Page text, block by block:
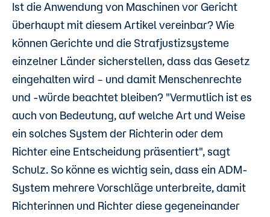
Ist die Anwendung von Maschinen vor Gericht
überhaupt mit diesem Artikel vereinbar? Wie
können Gerichte und die Strafjustizsysteme
einzelner Länder sicherstellen, dass das Gesetz
eingehalten wird – und damit Menschenrechte
und -würde beachtet bleiben? "Vermutlich ist es
auch von Bedeutung, auf welche Art und Weise
ein solches System der Richterin oder dem
Richter eine Entscheidung präsentiert", sagt
Schulz. So könne es wichtig sein, dass ein ADM-
System mehrere Vorschläge unterbreite, damit
Richterinnen und Richter diese gegeneinander